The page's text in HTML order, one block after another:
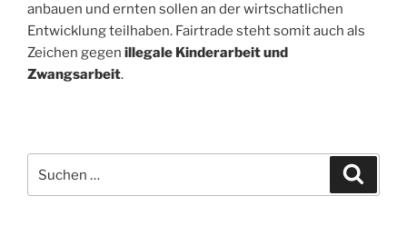
anbauen und ernten sollen an der wirtschatlichen
Entwicklung teilhaben. Fairtrade steht somit auch als
Zeichen gegen illegale Kinderarbeitund
Zwangsarbeit.
nach: